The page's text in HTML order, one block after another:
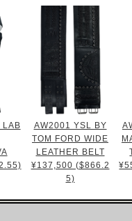
LAB
AW2001 YSL BY
TOM FORD WIDE
LEATHER BELT
¥137,500 ($866.2
5)